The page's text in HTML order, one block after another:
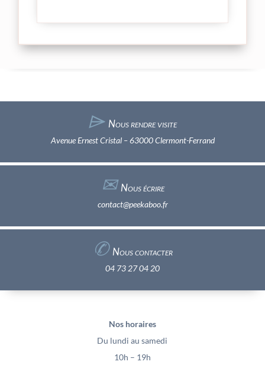
⌲ Nous rendre visite
Avenue Ernest Cristal – 63000 Clermont-Ferrand
✉︎Nous écrire
contact@peekaboo.fr
✆ Nous contacter
04 73 27 04 20
Nos horaires
Du lundi au samedi
10h – 19h